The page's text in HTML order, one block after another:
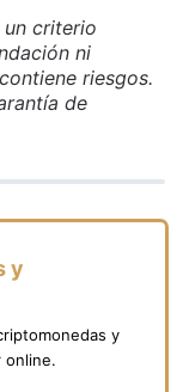
criterio
ni
riesgos.
de
y
y
online.